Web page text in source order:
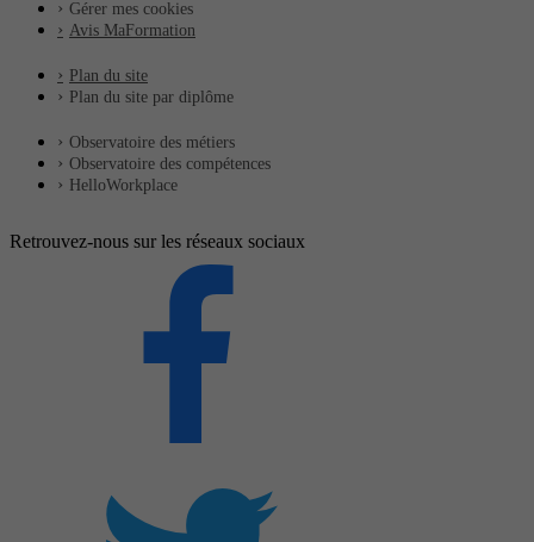
Gérer mes cookies
Avis MaFormation
Plan du site
Plan du site par diplôme
Observatoire des métiers
Observatoire des compétences
HelloWorkplace
Retrouvez-nous sur les réseaux sociaux